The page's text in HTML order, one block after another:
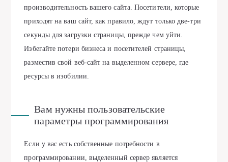
производительность вашего сайта. Посетители, которые
приходят на ваш сайт, как правило, ждут только две-три
секунды для загрузки страницы, прежде чем уйти.
Избегайте потери бизнеса и посетителей страницы,
разместив свой веб-сайт на выделенном сервере, где
ресурсы в изобилии.
Вам нужны пользовательские
параметры программирования
Если у вас есть собственные потребности в
программировании, выделенный сервер является